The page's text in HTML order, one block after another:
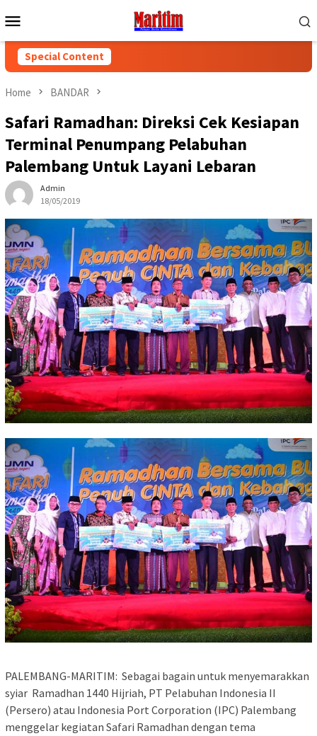
to
Menu
Special Content
Home BANDAR
Safari Ramadhan: Direksi Cek Kesiapan
Terminal Penumpang Pelabuhan
Palembang Untuk Layani Lebaran
Admin
18/05/2019
PALEMBANG-MARITIM: Sebagai bagain untuk menyemarakkan
syiar Ramadhan 1440 Hijriah, PT Pelabuhan Indonesia II
(Persero) atau Indonesia Port Corporation (IPC) Palembang
menggelar kegiatan Safari Ramadhan dengan tema